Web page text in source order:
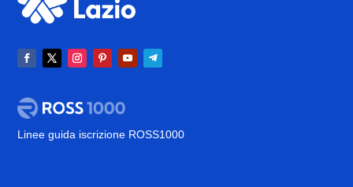
Linee guida iscrizione ROSS1000